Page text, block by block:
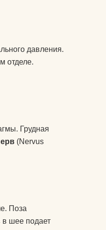
давления.
отделе.
Грудная
(Nervus
Поза
в шее подает